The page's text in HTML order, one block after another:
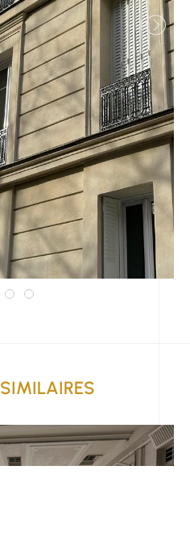
SIMILAIRES